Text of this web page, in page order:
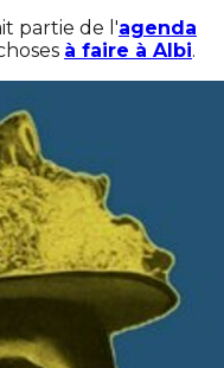
partie de l'agenda
à faire à Albi.